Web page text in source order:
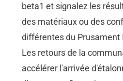
beta1 et signalez les
des matériaux ou des
différentes du Prusament
Les retours de la
accélérer l'arrivée